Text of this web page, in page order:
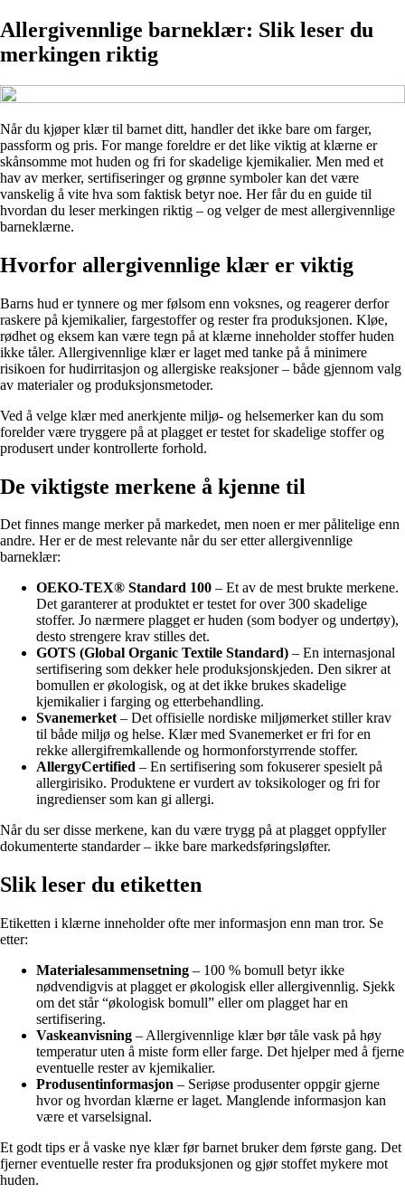
Allergivennlige barneklær: Slik leser du
merkingen riktig
Når du kjøper klær til barnet ditt, handler det ikke bare om farger,
passform og pris. For mange foreldre er det like viktig at klærne er
skånsomme mot huden og fri for skadelige kjemikalier. Men med et
hav av merker, sertifiseringer og grønne symboler kan det være
vanskelig å vite hva som faktisk betyr noe. Her får du en guide til
hvordan du leser merkingen riktig – og velger de mest allergivennlige
barneklærne.
Hvorfor allergivennlige klær er viktig
Barns hud er tynnere og mer følsom enn voksnes, og reagerer derfor
raskere på kjemikalier, fargestoffer og rester fra produksjonen. Kløe,
rødhet og eksem kan være tegn på at klærne inneholder stoffer huden
ikke tåler. Allergivennlige klær er laget med tanke på å minimere
risikoen for hudirritasjon og allergiske reaksjoner – både gjennom valg
av materialer og produksjonsmetoder.
Ved å velge klær med anerkjente miljø- og helsemerker kan du som
forelder være tryggere på at plagget er testet for skadelige stoffer og
produsert under kontrollerte forhold.
De viktigste merkene å kjenne til
Det finnes mange merker på markedet, men noen er mer pålitelige enn
andre. Her er de mest relevante når du ser etter allergivennlige
barneklær:
OEKO-TEX® Standard 100 – Et av de mest brukte merkene.
Det garanterer at produktet er testet for over 300 skadelige
stoffer. Jo nærmere plagget er huden (som bodyer og undertøy),
desto strengere krav stilles det.
GOTS (Global Organic Textile Standard) – En internasjonal
sertifisering som dekker hele produksjonskjeden. Den sikrer at
bomullen er økologisk, og at det ikke brukes skadelige
kjemikalier i farging og etterbehandling.
Svanemerket– Det offisielle nordiske miljømerket stiller krav
til både miljø og helse. Klær med Svanemerket er fri for en
rekke allergifremkallende og hormonforstyrrende stoffer.
AllergyCertified – En sertifisering som fokuserer spesielt på
allergirisiko. Produktene er vurdert av toksikologer og fri for
ingredienser som kan gi allergi.
Når du ser disse merkene, kan du være trygg på at plagget oppfyller
dokumenterte standarder – ikke bare markedsføringsløfter.
Slik leser du etiketten
Etiketten i klærne inneholder ofte mer informasjon enn man tror. Se
etter:
Materialesammensetning – 100 % bomull betyr ikke
nødvendigvis at plagget er økologisk eller allergivennlig. Sjekk
om det står “økologisk bomull” eller om plagget har en
sertifisering.
Vaskeanvisning – Allergivennlige klær bør tåle vask på høy
temperatur uten å miste form eller farge. Det hjelper med å fjerne
eventuelle rester av kjemikalier.
Produsentinformasjon – Seriøse produsenter oppgir gjerne
hvor og hvordan klærne er laget. Manglende informasjon kan
være et varselsignal.
Et godt tips er å vaske nye klær før barnet bruker dem første gang. Det
fjerner eventuelle rester fra produksjonen og gjør stoffet mykere mot
huden.